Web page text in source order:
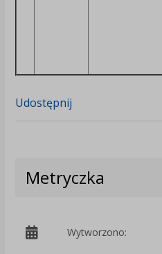
Udostępnij
Metryczka
Wytworzono: